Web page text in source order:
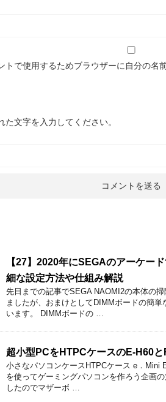
トで使用するためブラウザーに自分の名
た文字を入力してください。
【27】2020年にSEGAのアーケー
細な設定方法や仕組み解説
先日までの記事でSEGA NAOMI2の本体の
ましたが、おまけとしてDIMMボードの簡
います。 DIMMボードの …
超小型PCをHTPCケースのE-H60
小さなパソコンケースHTPCケース e．Mini
を使ってゲーミングパソコンを作ろう企画
したのでマザーボ …